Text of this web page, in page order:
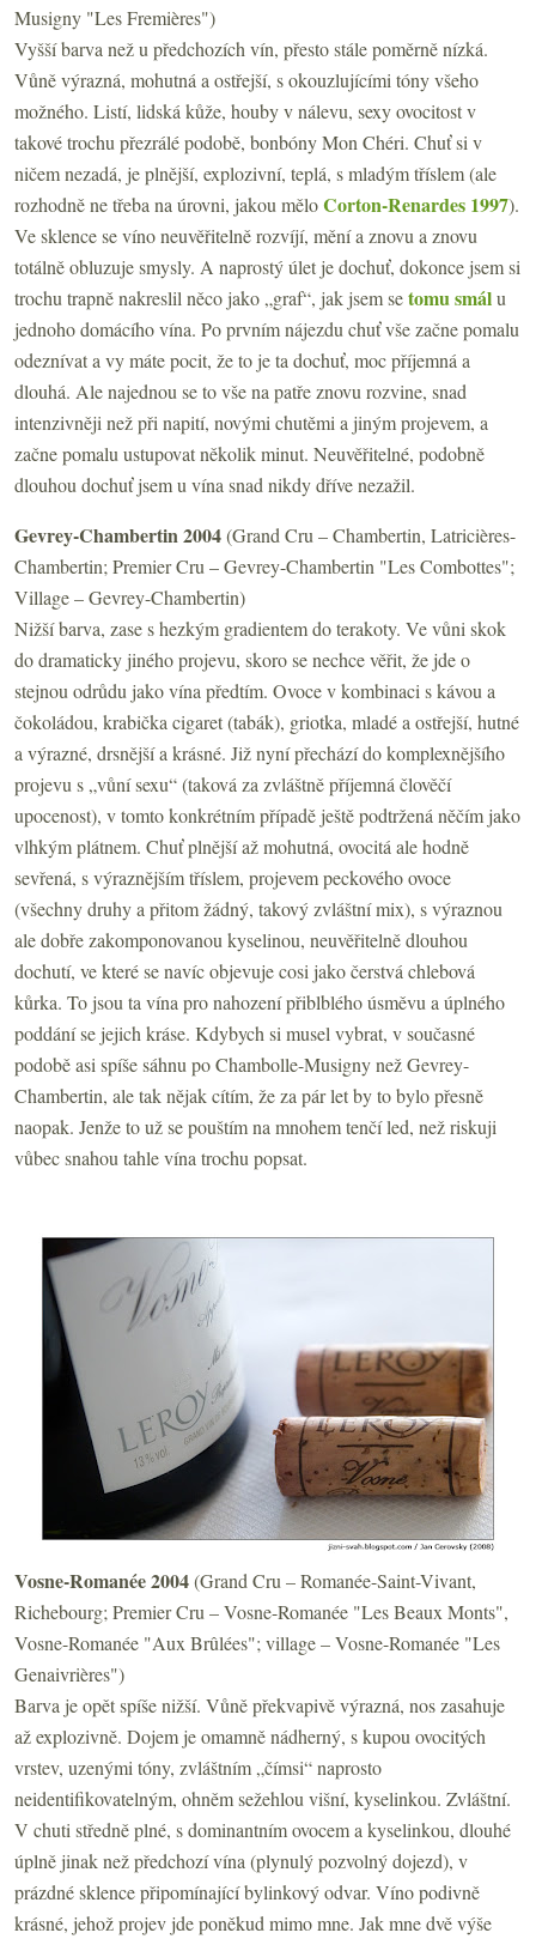
Musigny "Les Fremières")
Vyšší barva než u předchozích vín, přesto stále poměrně nízká.
Vůně výrazná, mohutná a ostřejší, s okouzlujícími tóny všeho
možného. Listí, lidská kůže, houby v nálevu, sexy ovocitost v
takové trochu přezrálé podobě, bonbóny Mon Chéri. Chuť si v
ničem nezadá, je plnější, explozivní, teplá, s mladým tříslem (ale
rozhodně ne třeba na úrovni, jakou měloCorton-Renardes 1997).
Ve sklence se víno neuvěřitelně rozvíjí, mění a znovu a znovu
totálně obluzuje smysly. A naprostý úlet je dochuť, dokonce jsem si
trochu trapně nakreslil něco jako „graf“, jak jsem setomu smálu
jednoho domácího vína. Po prvním nájezdu chuť vše začne pomalu
odeznívat a vy máte pocit, že to je ta dochuť, moc příjemná a
dlouhá. Ale najednou se to vše na patře znovu rozvine, snad
intenzivněji než při napití, novými chutěmi a jiným projevem, a
začne pomalu ustupovat několik minut. Neuvěřitelné, podobně
dlouhou dochuť jsem u vína snad nikdy dříve nezažil.
Gevrey-Chambertin 2004(Grand Cru – Chambertin, Latricières-
Chambertin; Premier Cru – Gevrey-Chambertin "Les Combottes";
Village – Gevrey-Chambertin)
Nižší barva, zase s hezkým gradientem do terakoty. Ve vůni skok
do dramaticky jiného projevu, skoro se nechce věřit, že jde o
stejnou odrůdu jako vína předtím. Ovoce v kombinaci s kávou a
čokoládou, krabička cigaret (tabák), griotka, mladé a ostřejší, hutné
a výrazné, drsnější a krásné. Již nyní přechází do komplexnějšího
projevu s „vůní sexu“ (taková za zvláštně příjemná člověčí
upocenost), v tomto konkrétním případě ještě podtržená něčím jako
vlhkým plátnem. Chuť plnější až mohutná, ovocitá ale hodně
sevřená, s výraznějším tříslem, projevem peckového ovoce
(všechny druhy a přitom žádný, takový zvláštní mix), s výraznou
ale dobře zakomponovanou kyselinou, neuvěřitelně dlouhou
dochutí, ve které se navíc objevuje cosi jako čerstvá chlebová
kůrka. To jsou ta vína pro nahození přiblblého úsměvu a úplného
poddání se jejich kráse. Kdybych si musel vybrat, v současné
podobě asi spíše sáhnu po Chambolle-Musigny než Gevrey-
Chambertin, ale tak nějak cítím, že za pár let by to bylo přesně
naopak. Jenže to už se pouštím na mnohem tenčí led, než riskuji
vůbec snahou tahle vína trochu popsat.
Vosne-Romanée 2004(Grand Cru – Romanée-Saint-Vivant,
Richebourg; Premier Cru – Vosne-Romanée "Les Beaux Monts",
Vosne-Romanée "Aux Brûlées"; village – Vosne-Romanée "Les
Genaivrières")
Barva je opět spíše nižší. Vůně překvapivě výrazná, nos zasahuje
až explozivně. Dojem je omamně nádherný, s kupou ovocitých
vrstev, uzenými tóny, zvláštním „čímsi“ naprosto
neidentifikovatelným, ohněm sežehlou višní, kyselinkou. Zvláštní.
V chuti středně plné, s dominantním ovocem a kyselinkou, dlouhé
úplně jinak než předchozí vína (plynulý pozvolný dojezd), v
prázdné sklence připomínající bylinkový odvar. Víno podivně
krásné, jehož projev jde poněkud mimo mne. Jak mne dvě výše